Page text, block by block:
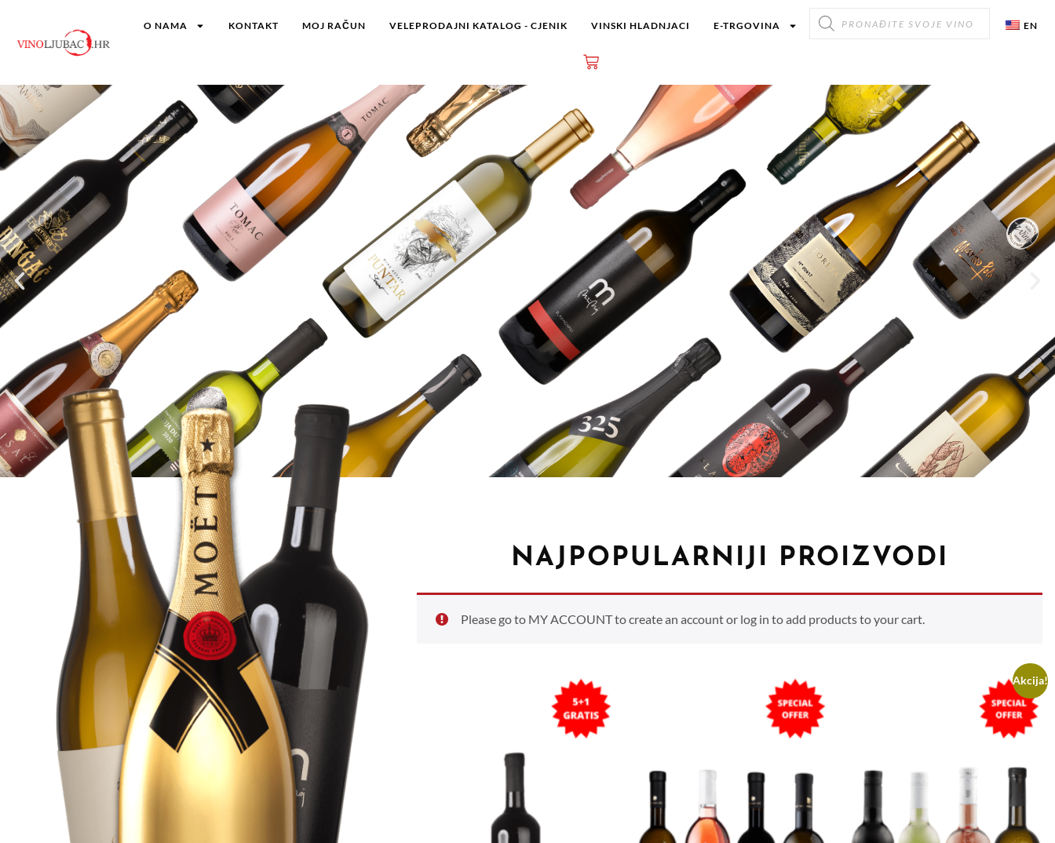
O NAMA KONTAKT MOJ RAČUN VELEPRODAJNI KATALOG - CJENIK VINSKI HLADNJACI E-TRGOVINA EN
TRGOVINA
VINA
TRGOVINA
NAJPOPULARNIJI PROIZVODI
Please go to MY ACCOUNT to create an account or log in to add products to your cart.
Akcija!